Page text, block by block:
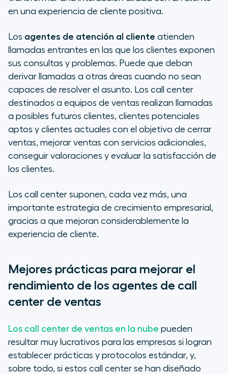
en una experiencia de cliente positiva.
Los agentes de atención al cliente atienden
llamadas entrantes en las que los clientes exponen
sus consultas y problemas. Puede que deban
derivar llamadas a otras áreas cuando no sean
capaces de resolver el asunto. Los call center
destinados a equipos de ventas realizan llamadas
a posibles futuros clientes, clientes potenciales
aptos y clientes actuales con el objetivo de cerrar
ventas, mejorar ventas con servicios adicionales,
conseguir valoraciones y evaluar la satisfacción de
los clientes.
Los call center suponen, cada vez más, una
importante estrategia de crecimiento empresarial,
gracias a que mejoran considerablemente la
experiencia de cliente.
Mejores prácticas para mejorar el
rendimiento de los agentes de call
center de ventas
Los call center de ventas en la nube pueden
resultar muy lucrativos para las empresas si logran
establecer prácticas y protocolos estándar, y,
sobre todo, si estos call center se han diseñado